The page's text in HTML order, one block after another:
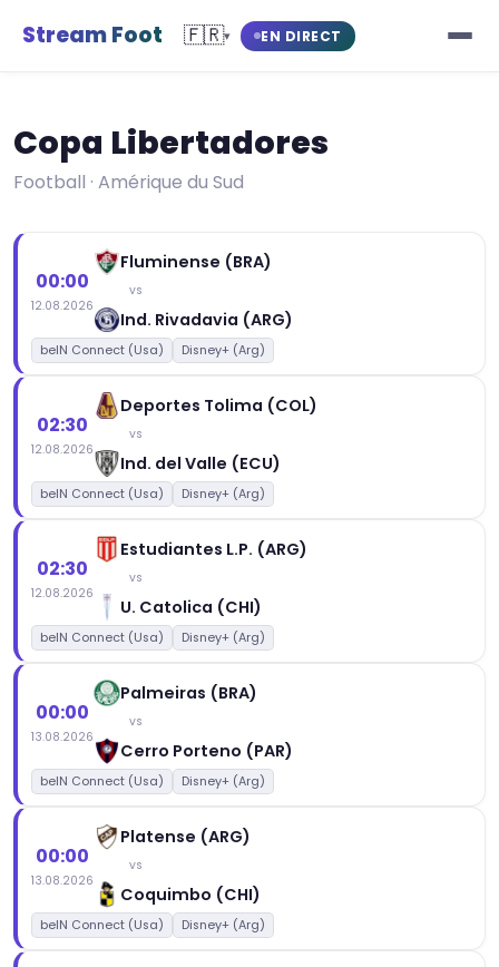
Stream Foot 🇫🇷▾ EN DIRECT
Copa Libertadores
Football · Amérique du Sud
00:00
12.08.2026
Fluminense (BRA)
vs
Ind. Rivadavia (ARG)
beIN Connect (Usa) Disney+ (Arg)
02:30
12.08.2026
Deportes Tolima (COL)
vs
Ind. del Valle (ECU)
beIN Connect (Usa) Disney+ (Arg)
02:30
12.08.2026
Estudiantes L.P. (ARG)
vs
U. Catolica (CHI)
beIN Connect (Usa) Disney+ (Arg)
00:00
13.08.2026
Palmeiras (BRA)
vs
Cerro Porteno (PAR)
beIN Connect (Usa) Disney+ (Arg)
00:00
13.08.2026
Platense (ARG)
vs
Coquimbo (CHI)
beIN Connect (Usa) Disney+ (Arg)